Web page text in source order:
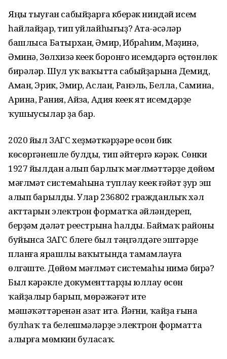
Яңы тыуған сабыйҙарға күберәк ниндәй исем
һайлайҙар, тип уйлайһығыҙ? Ата-әсәләр
башлыса Батырхан, Әмир, Ибраһим, Мәҙинә,
Әминә, Зөлхизә кеүек боронғо исемдәргә өҫтөнлөк
бирәләр. Шул уҡ ваҡытта сабыйҙарына Демид,
Аман, Эрик, Эмир, Аслан, Ранэль, Белла, Самина,
Арина, Рания, Айза, Адия кеүек ят исемдәрҙе
ҡушыусылар ҙа бар.
2020 йыл ЗАГС хеҙмәткәрҙәре өсөн бик
көсөргәнешле булды, тип әйтергә кәрәк. Сөнки
1927 йылдан алып барлыҡ мәғлүмәттәрҙе дөйөм
мәғлүмәт системаһына туплау кеүек ғәйәт ҙур эш
алып барылды. Улар 236802 гражданлыҡ хәл
акттарын электрон форматҡа әйләндереп,
берҙәм дәүләт реестрына һалды. Баймаҡ районы
буйынса ЗАГС бүлеге был тәңгәлдәге эштәрҙе
планға ярашлы ваҡытында тамамлауға
өлгәште. Дөйөм мәғлүмәт системаһы нимә бирә?
Был кәрәкле документтарҙы юллау өсөн
ҡайҙалыр барып, мөрәжәғәт итеү
мәшәҡәттәренән азат итә. Йәғни, ҡайҙа ғына
булһаҡ та белешмәләрҙе электрон форматта
алырға мөмкин буласаҡ.